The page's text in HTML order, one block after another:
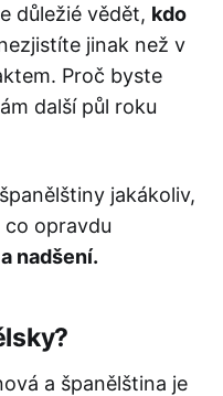
důležié vědět, kdo
jinak než v
Proč byste
další půl roku
jakákoliv,
co opravdu
nadšení.
?
a španělština je